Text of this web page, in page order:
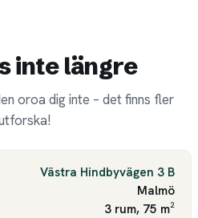
inte längre
oroa dig inte – det finns fler
Västra Hindbyvägen 3 B
Malmö
3 rum, 75 m²